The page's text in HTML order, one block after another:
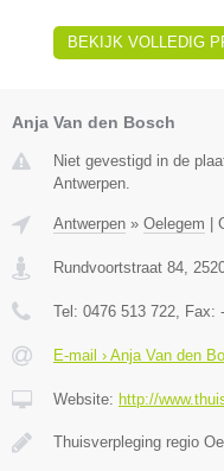
BEKIJK VOLLEDIG
Anja Van den Bosch
Niet gevestigd in de
Antwerpen.
Antwerpen » Oelegem
Rundvoortstraat 84
Tel: 0476 513 722 , Fax: -
E-mail › Anja Van den
Website: http://
Thuisverpleging regio